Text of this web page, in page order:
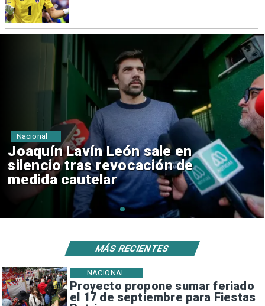
Chile y Venezuela formalizan
reinicio de relaciones
consulares
Nacional
Proyecto propone sumar feriado
el 17 de septiembre para Fiestas
NACIONAL
MÁS RECIENTES